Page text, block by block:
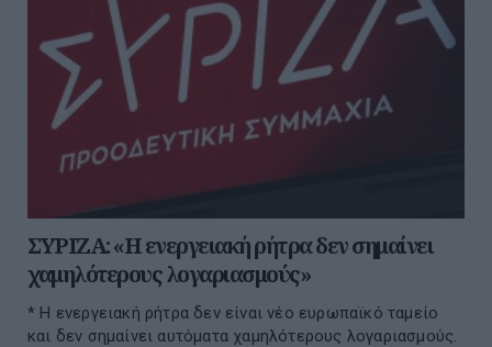
ΣΥΡΙΖΑ: «Η ενεργειακή ρήτρα δεν σημαίνει
χαμηλότερους λογαριασμούς»
* Η ενεργειακή ρήτρα δεν είναι νέο ευρωπαϊκό ταμείο
και δεν σημαίνει αυτόματα χαμηλότερους λογαριασμούς.